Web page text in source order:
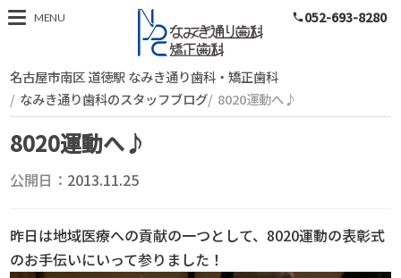
スタッフブログ
MENU phone052-693-8280
名古屋市南区 道徳駅 なみき通り歯科・矯正歯科
なみき通り歯科のスタッフブログ 8020運動へ♪
8020運動へ♪
公開日： 2013.11.25
昨日は地域医療への貢献の一つとして、8020運動の表彰式
のお手伝いにいって参りました！